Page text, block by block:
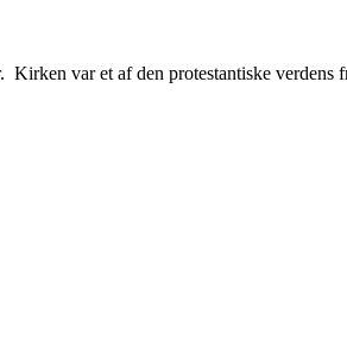
var et af den protestantiske verdens